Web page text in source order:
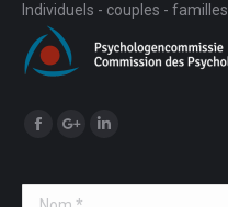
Individuels - couples - familles
Trouvez nous sur :
Facebook
Nom *